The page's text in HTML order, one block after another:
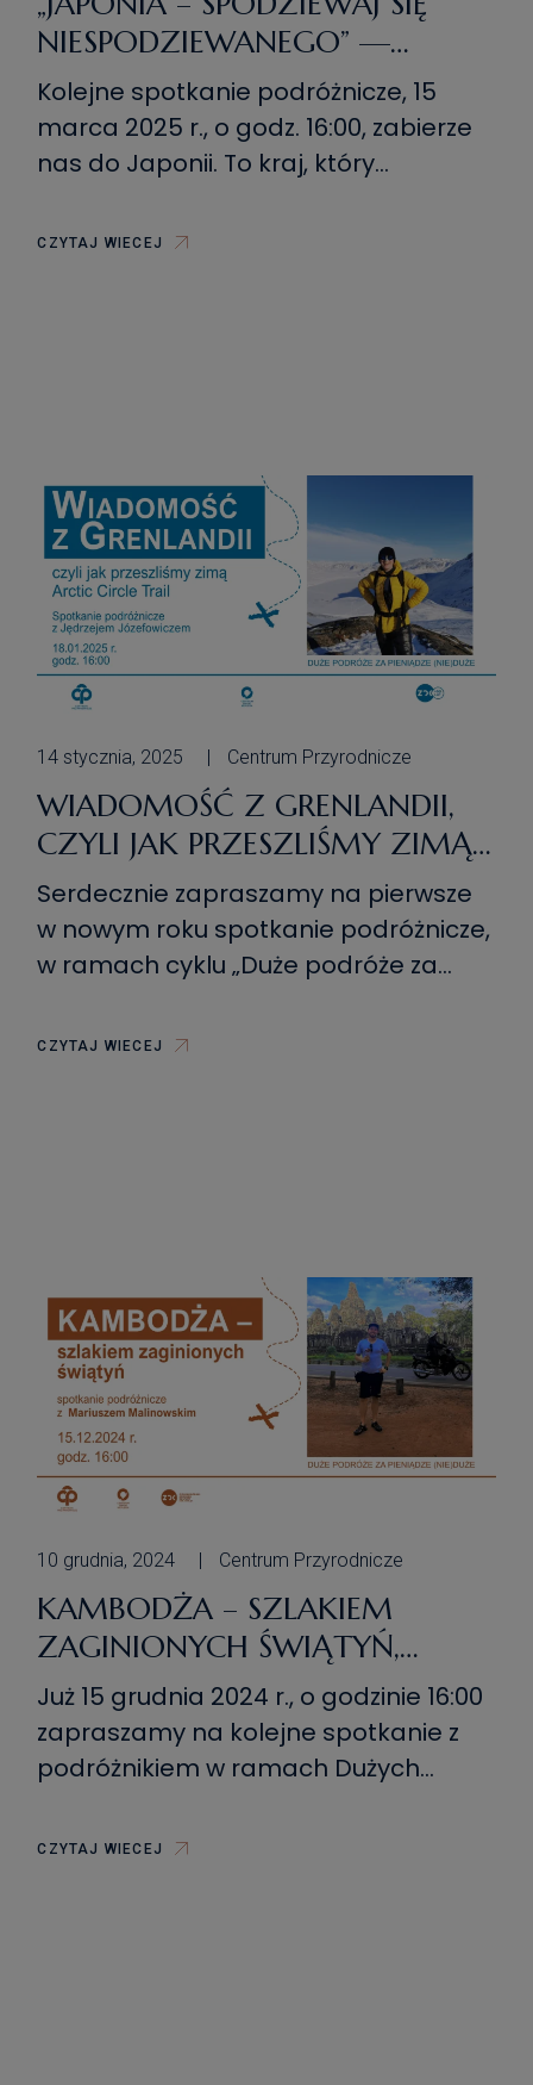
NIESPODZIEWANEGO” —
KRZYSZTOF KRYGIER — DUŻE
PODRÓŻE ZA PIENIĄDZE
(NIE)DUŻE
Kolejne spotkanie podróżnicze, 15
marca 2025 r., o godz. 16:00, zabierze
nas do Japonii. To kraj, który
możemy spodziewać się
miał okazję […]
CZYTAJ WIECEJ
14 stycznia, 2025 Centrum Przyrodnicze
WIADOMOŚĆ Z GRENLANDII,
CZYLI JAK PRZESZLIŚMY ZIMĄ
ARCTIC CIRCLE TRAIL — JĘDRZEJ
JÓZEFOWICZ
Serdecznie zapraszamy na pierwsze
w nowym roku spotkanie podróżnicze,
w ramach cyklu „Duże podróże za
„Wiadomość z Grenlandii, czyli jak
CZYTAJ WIECEJ
10 grudnia, 2024 Centrum Przyrodnicze
KAMBODŻA – SZLAKIEM
ZAGINIONYCH ŚWIĄTYŃ,
SPOTKANIE Z MARIUSZEM
MALINOWSKIM
Już 15 grudnia 2024 r., o godzinie 16:00
zapraszamy na kolejne spotkanie z
podróżnikiem w ramach Dużych
Gość to, znany uczestnikom naszych
CZYTAJ WIECEJ